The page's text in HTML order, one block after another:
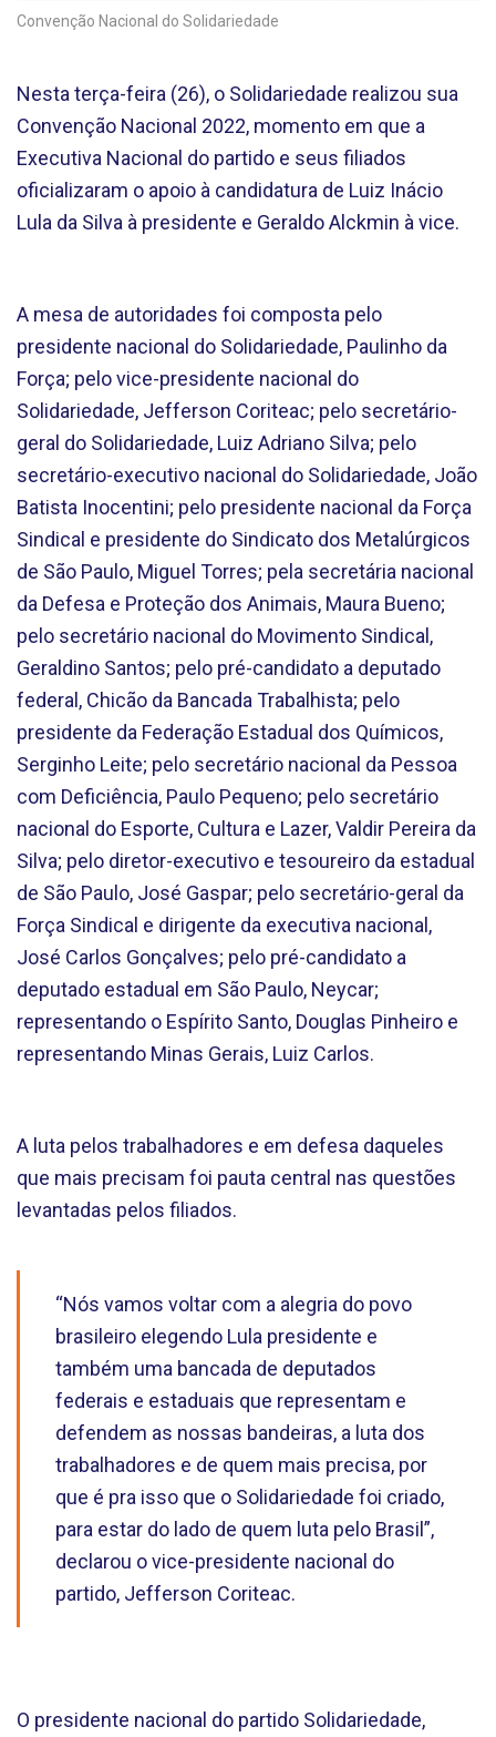
Convenção Nacional do Solidariedade
Nesta terça-feira (26), o Solidariedade realizou sua
Convenção Nacional 2022, momento em que a
Executiva Nacional do partido e seus filiados
oficializaram o apoio à candidatura de Luiz Inácio
Lula da Silva à presidente e Geraldo Alckmin à vice.
A mesa de autoridades foi composta pelo
presidente nacional do Solidariedade, Paulinho da
Força; pelo vice-presidente nacional do
Solidariedade, Jefferson Coriteac; pelo secretário-
geral do Solidariedade, Luiz Adriano Silva; pelo
secretário-executivo nacional do Solidariedade, João
Batista Inocentini; pelo presidente nacional da Força
Sindical e presidente do Sindicato dos Metalúrgicos
de São Paulo, Miguel Torres; pela secretária nacional
da Defesa e Proteção dos Animais, Maura Bueno;
pelo secretário nacional do Movimento Sindical,
Geraldino Santos; pelo pré-candidato a deputado
federal, Chicão da Bancada Trabalhista; pelo
presidente da Federação Estadual dos Químicos,
Serginho Leite; pelo secretário nacional da Pessoa
com Deficiência, Paulo Pequeno; pelo secretário
nacional do Esporte, Cultura e Lazer, Valdir Pereira da
Silva; pelo diretor-executivo e tesoureiro da estadual
de São Paulo, José Gaspar; pelo secretário-geral da
Força Sindical e dirigente da executiva nacional,
José Carlos Gonçalves; pelo pré-candidato a
deputado estadual em São Paulo, Neycar;
representando o Espírito Santo, Douglas Pinheiro e
representando Minas Gerais, Luiz Carlos.
A luta pelos trabalhadores e em defesa daqueles
que mais precisam foi pauta central nas questões
levantadas pelos filiados.
“Nós vamos voltar com a alegria do povo
brasileiro elegendo Lula presidente e
também uma bancada de deputados
federais e estaduais que representam e
defendem as nossas bandeiras, a luta dos
trabalhadores e de quem mais precisa, por
que é pra isso que o Solidariedade foi criado,
para estar do lado de quem luta pelo Brasil”,
declarou o vice-presidente nacional do
partido, Jefferson Coriteac.
O presidente nacional do partido Solidariedade,